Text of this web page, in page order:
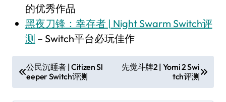
的优秀作品
黑夜刀锋：幸存者 | Night Swarm Switch评
测 – Switch平台必玩佳作
章
导
公民沉睡者 | Citizen Sl
eeper Switch评测
先觉斗牌2 | Yomi 2 Swi
tch评测